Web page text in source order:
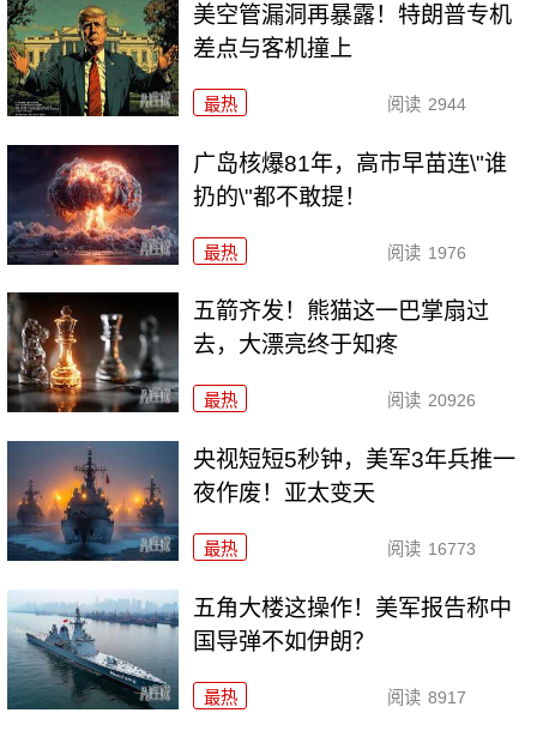
美空管漏洞再暴露！特朗普专机
差点与客机撞上
最热 阅读 2944
广岛核爆81年，高市早苗连\"谁
扔的\"都不敢提！
最热 阅读 1976
五箭齐发！熊猫这一巴掌扇过
去，大漂亮终于知疼
最热 阅读 20926
央视短短5秒钟，美军3年兵推一
夜作废！亚太变天
最热 阅读 16773
五角大楼这操作！美军报告称中
国导弹不如伊朗？
最热 阅读 8917